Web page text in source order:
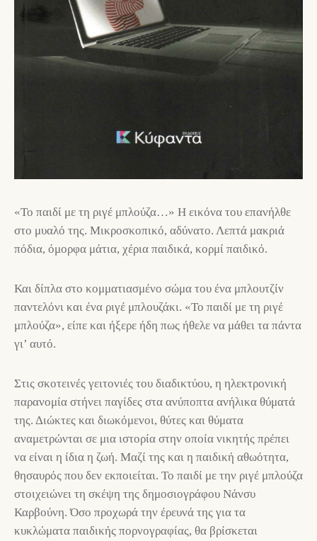
«Το παιδί με τη ριγέ μπλούζα…» Η εικόνα του επανήλθε
στο μυαλό της. Μικροσκοπικό, αδύνατο. Λεπτά μακριά
πόδια, όμορφα μάτια, χέρια παιδικά, κορμί παιδικό.
Και δίπλα στο κομματιασμένο σώμα του ένα μπλουτζίν
παντελόνι και ένα ριγέ μπλουζάκι. «Το παιδί με τη ριγέ
μπλούζα», είπε και ήξερε ήδη πως ήθελε να μάθει τα πάντα
γι’ αυτό.
Στις σκοτεινές γειτονιές του διαδικτύου, η ηλεκτρονική
παρανομία στήνει παγίδες στα ανύποπτα ανήλικα θύματά
της. Διώκτες και διωκόμενοι, θύτες και θύματα
αναμετρώνται σε μια ιστορία στην οποία νικητής πρέπει
να είναι η ίδια η ζωή. Μαζί της και η παιδική αθωότητα,
θησαυρός που δεν εκποιείται. Το παιδί με την ριγέ μπλούζα
στοιχειώνει τη σκέψη της δημοσιογράφου Νάνσυ
Καρβούνη. Όσο προχωρά την έρευνά της για τα
κυκλώματα παιδικής πορνογραφίας, θα βρίσκεται